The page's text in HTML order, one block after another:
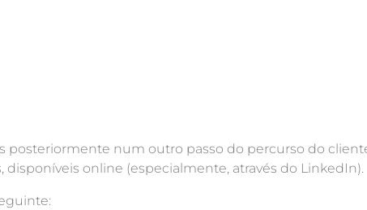
posteriormente num outro passo do percurso do
disponíveis online (especialmente, através do LinkedIn).